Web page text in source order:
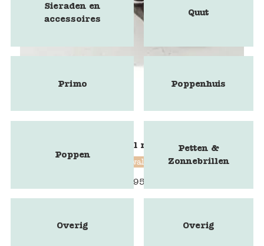
Blokstempel mammoet
Blockwallah
9,95
Sieraden en
accessoires
Quut
Primo Poppenhuis
Poppen
Petten &
Zonnebrillen
Overig Overig